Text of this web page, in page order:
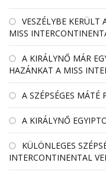
VESZÉLYBE KERÜLT
MISS
A KIRÁLYNŐ MÁR
HAZÁNKAT A MISS
A SZÉPSÉGES
A KIRÁLYNŐ
KÜLÖNLEGES
INTERCONTINENTAL